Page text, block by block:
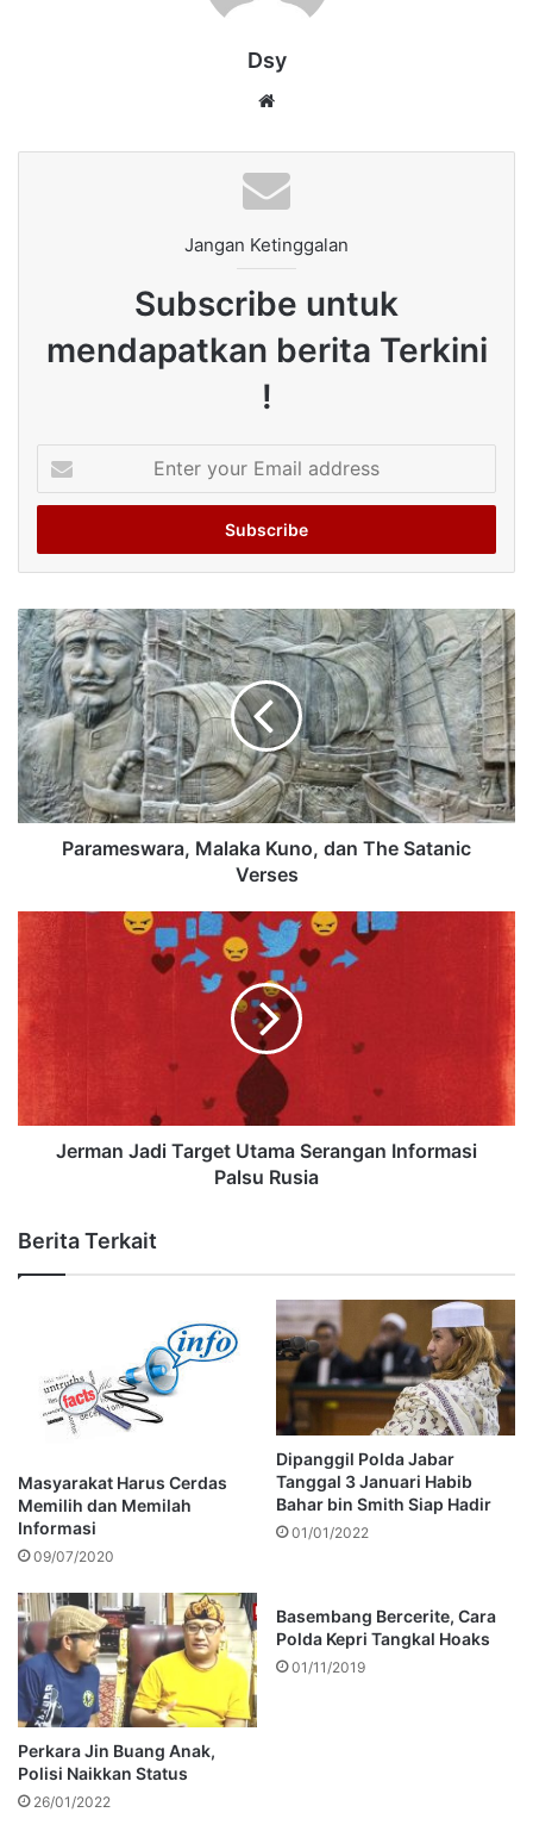
Dsy
Jangan Ketinggalan
Subscribe untuk
mendapatkan berita Terkini
!
your
Email
Parameswara, Malaka Kuno, dan The Satanic
Verses
Jerman Jadi Target Utama Serangan Informasi
Palsu Rusia
Berita Terkait
Masyarakat Harus Cerdas
Memilih dan Memilah
Informasi
09/07/2020
Dipanggil Polda Jabar
Tanggal 3 Januari Habib
Bahar bin Smith Siap Hadir
01/01/2022
Perkara Jin Buang Anak,
Polisi Naikkan Status
26/01/2022
Basembang Bercerite, Cara
Polda Kepri Tangkal Hoaks
01/11/2019